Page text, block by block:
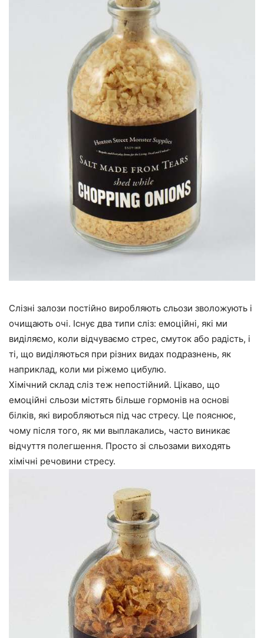
Слізні залози постійно виробляють сльози зволожують і
очищають очі. Існує два типи сліз: емоційні, які ми
виділяємо, коли відчуваємо стрес, смуток або радість, і
ті, що виділяються при різних видах подразнень, як
наприклад, коли ми ріжемо цибулю.
Хімічний склад сліз теж непостійний. Цікаво, що
емоційні сльози містять більше гормонів на основі
білків, які виробляються під час стресу. Це пояснює,
чому після того, як ми выплакались, часто виникає
відчуття полегшення. Просто зі сльозами виходять
хімічні речовини стресу.